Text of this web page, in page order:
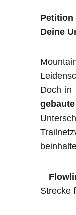
Deine
Doch in
Strecke